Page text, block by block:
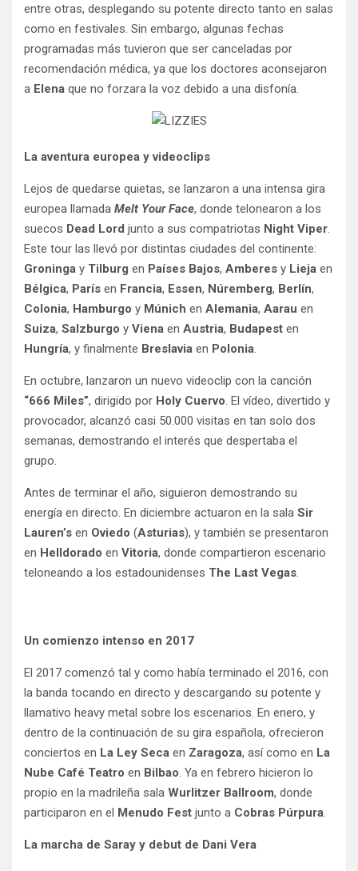
entre otras, desplegando su potente directo tanto en salas
como en festivales. Sin embargo, algunas fechas
programadas más tuvieron que ser canceladas por
recomendación médica, ya que los doctores aconsejaron
a Elena que no forzara la voz debido a una disfonía.
La aventura europea y videoclips
Lejos de quedarse quietas, se lanzaron a una intensa gira
europea llamada Melt Your Face, donde telonearon a los
suecos Dead Lord junto a sus compatriotas Night Viper.
Este tour las llevó por distintas ciudades del continente:
Groninga y Tilburg en Países Bajos, Amberes y Lieja en
Bélgica, París en Francia, Essen, Núremberg, Berlín,
Colonia, Hamburgo y Múnich en Alemania, Aarau en
Suiza, Salzburgo y Viena en Austria, Budapest en
Hungría, y finalmente Breslavia en Polonia.
En octubre, lanzaron un nuevo videoclip con la canción
“666 Miles”, dirigido por Holy Cuervo. El vídeo, divertido y
provocador, alcanzó casi 50.000 visitas en tan solo dos
semanas, demostrando el interés que despertaba el
grupo.
Antes de terminar el año, siguieron demostrando su
energía en directo. En diciembre actuaron en la sala Sir
Lauren’s en Oviedo (Asturias), y también se presentaron
en Helldorado en Vitoria, donde compartieron escenario
teloneando a los estadounidenses The Last Vegas.
Un comienzo intenso en 2017
El 2017 comenzó tal y como había terminado el 2016, con
la banda tocando en directo y descargando su potente y
llamativo heavy metal sobre los escenarios. En enero, y
dentro de la continuación de su gira española, ofrecieron
conciertos en La Ley Seca en Zaragoza, así como en La
Nube Café Teatro en Bilbao. Ya en febrero hicieron lo
propio en la madrileña sala Wurlitzer Ballroom, donde
participaron en el Menudo Fest junto a Cobras Púrpura.
La marcha de Saray y debut de Dani Vera